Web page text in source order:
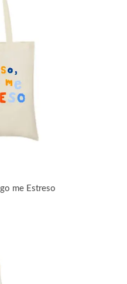
me Estreso